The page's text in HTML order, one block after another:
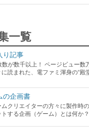
一覧
り記事
が数千以上！ ページビュー数
に読まれた、電ファミ渾身の“殿
の企画書
クリエイターの方々に製作時
する企画（ゲーム）とは何か